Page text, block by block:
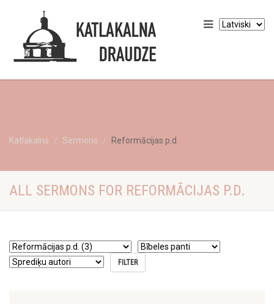
Katlakalns Sermons Reformācijas p.d.
ALL SERMONS FOR REFORMĀCIJAS P.D.